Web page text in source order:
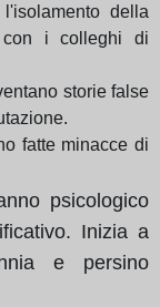
della
con i colleghi di
storie false
fatte minacce di
psicologico
Inizia a
e persino